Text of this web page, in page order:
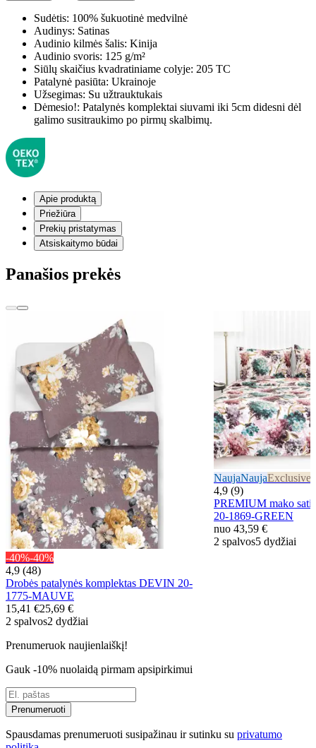
Sudėtis: 100% šukuotinė medvilnė
Audinys: Satinas
Audinio kilmės šalis: Kinija
Audinio svoris: 125 g/m²
Siūlų skaičius kvadratiniame colyje: 205 TC
Patalynė pasiūta: Ukrainoje
Užsegimas: Su užtrauktukais
Dėmesio!: Patalynės komplektai siuvami iki 5cm didesni dėl
galimo susitraukimo po pirmų skalbimų.
Apie produktą
Priežiūra
Prekių pristatymas
Atsiskaitymo būdai
Panašios prekės
-40%-40%
4,9 (48)
Drobės patalynės komplektas DEVIN 20-
1775-MAUVE
15,41 €25,69 €
2 spalvos2 dydžiai
NaujaNaujaExclusive
4,9 (9)
PREMIUM mako
20-1869-GREEN
nuo 43,59 €
2 spalvos5 dydžiai
Prenumeruok naujienlaiškį!
Gauk -10% nuolaidą pirmam apsipirkimui
Prenumeruoti
Spausdamas prenumeruoti susipažinau ir sutinku su privatumo